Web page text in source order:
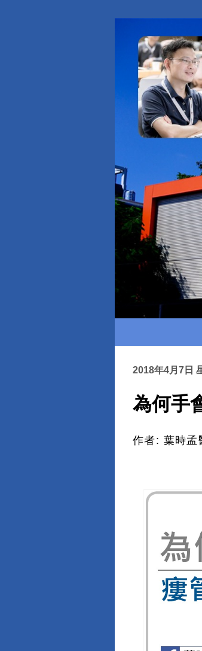
2018年4月7日
為何手
作者: 葉時孟